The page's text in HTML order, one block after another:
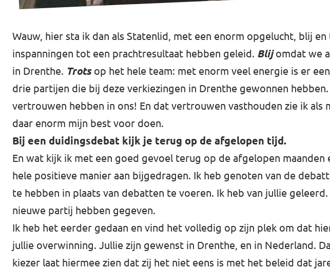
Wauw, hier sta ik dan als Statenlid, met een enorm opgelucht, blij
inspanningen tot een prachtresultaat hebben geleid. Blijomdat we
in Drenthe. Trots op het hele team: met enorm veel energie is er
drie partijen die bij deze verkiezingen in Drenthe gewonnen
vertrouwen hebben in ons! En dat vertrouwen vasthouden zie ik
daar enorm mijn best voor doen.
Bij een duidingsdebat kijk je terug op de afgelopen tijd.
En wat kijk ik met een goed gevoel terug op de afgelopen maanden
hele positieve manier aan bijgedragen. Ik heb genoten van de
te hebben in plaats van debatten te voeren. Ik heb van jullie
nieuwe partij hebben gegeven.
Ik heb het eerder gedaan en vind het volledig op zijn plek om dat
jullie overwinning. Jullie zijn gewenst in Drenthe, en in Nederland.
kiezer laat hiermee zien dat zij het niet eens is met het beleid dat